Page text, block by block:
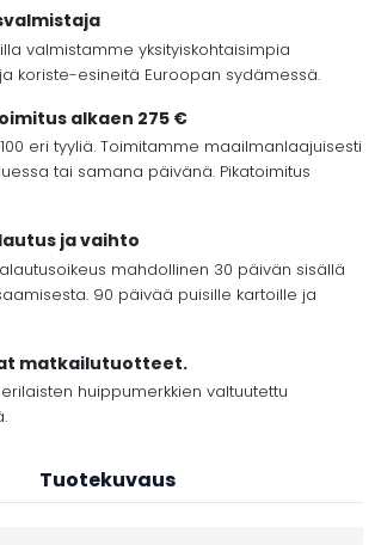
valmistamme yksityiskohtaisimpia
koriste-esineitä Euroopan sydämessä.
alkaen 275 €
eri tyyliä. Toimitamme maailmanlaajuisesti
tai samana päivänä. Pikatoimitus
ja vaihto
mahdollinen 30 päivän sisällä
90 päivää puisille kartoille ja
matkailutuotteet.
huippumerkkien valtuutettu
Tuotekuvaus